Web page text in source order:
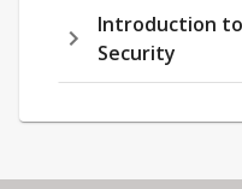
Introduction
Security